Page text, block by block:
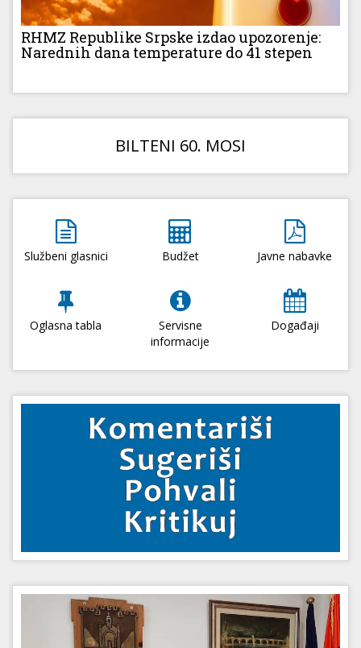
RHMZ Republike Srpske izdao upozorenje:
Narednih dana temperature do 41 stepen
BILTENI 60. MOSI
Službeni glasnici Budžet Javne nabavke
Oglasna tabla
Servisne
informacije
Događaji